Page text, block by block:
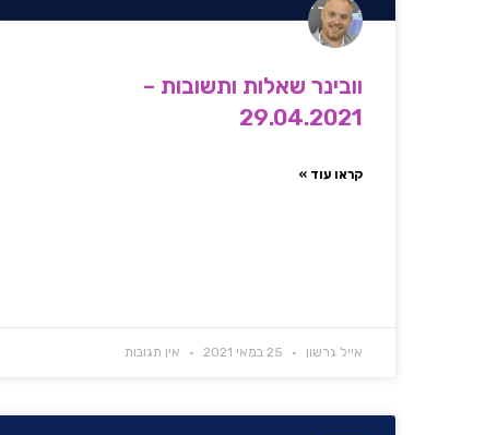
וובינר שאלות ותשובות –
29.04.2021
קראו עוד »
אייל גרשון אין תגובות